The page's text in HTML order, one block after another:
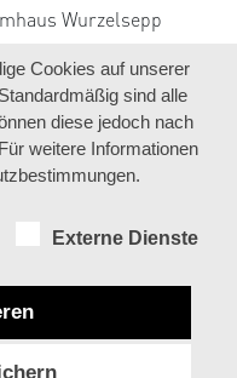
Wurzelsepp
Cookies auf unserer
sind alle
diese jedoch nach
weitere Informationen
Externe Dienste